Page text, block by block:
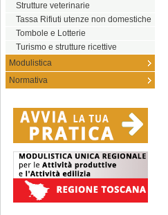
Strutture veterinarie
Tassa Rifiuti utenze non domestiche
Tombole e Lotterie
Turismo e strutture ricettive
Modulistica
Normativa